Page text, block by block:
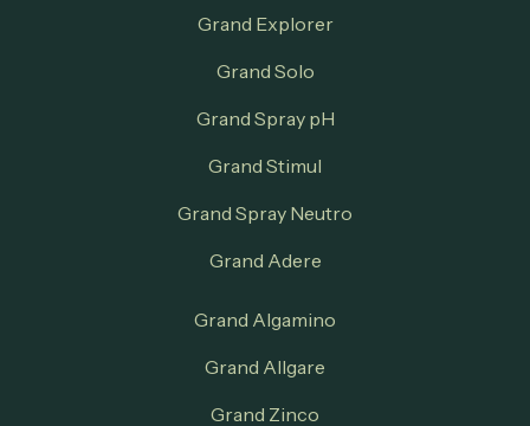
Grand Explorer
Grand Solo
Grand Spray pH
Grand Stimul
Grand Spray Neutro
Grand Adere
Grand Algamino
Grand Allgare
Grand Zinco